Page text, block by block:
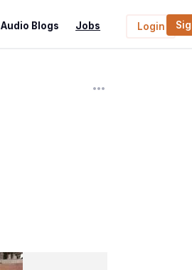
Audio Blogs Jobs Login